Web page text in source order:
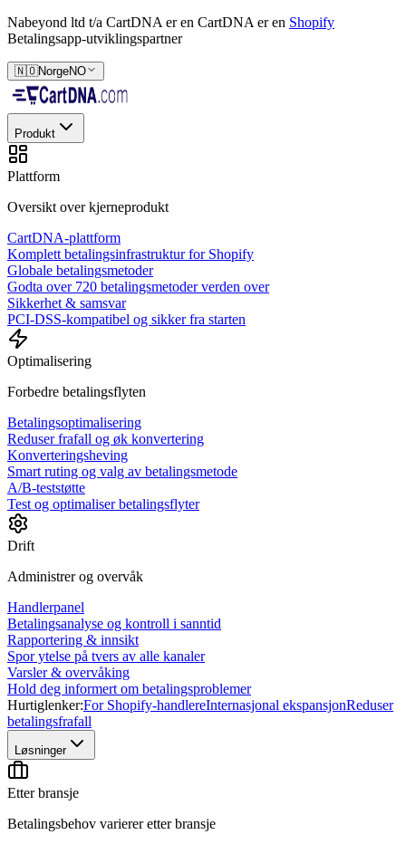
Nabeyond ltd t/a CartDNA er en CartDNA er en Shopify
Betalingsapp-utviklingspartner
🇳🇴NorgeNO
Produkt
Plattform
Oversikt over kjerneprodukt
CartDNA-plattform
Komplett betalingsinfrastruktur for Shopify
Globale betalingsmetoder
Godta over 720 betalingsmetoder verden over
Sikkerhet & samsvar
PCI-DSS-kompatibel og sikker fra starten
Optimalisering
Forbedre betalingsflyten
Betalingsoptimalisering
Reduser frafall og øk konvertering
Konverteringsheving
Smart ruting og valg av betalingsmetode
A/B-teststøtte
Test og optimaliser betalingsflyter
Drift
Administrer og overvåk
Handlerpanel
Betalingsanalyse og kontroll i sanntid
Rapportering & innsikt
Spor ytelse på tvers av alle kanaler
Varsler & overvåking
Hold deg informert om betalingsproblemer
Hurtiglenker:For Shopify-handlereInternasjonal ekspansjonReduser
betalingsfrafall
Løsninger
Etter bransje
Betalingsbehov varierer etter bransje